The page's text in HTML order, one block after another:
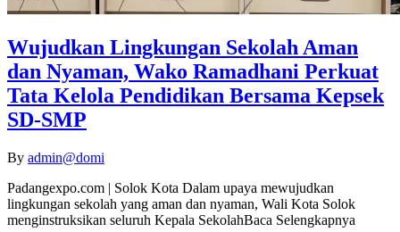
Wujudkan Lingkungan Sekolah Aman
dan Nyaman, Wako Ramadhani Perkuat
Tata Kelola Pendidikan Bersama Kepsek
SD-SMP
By admin@domi
Padangexpo.com | Solok Kota Dalam upaya mewujudkan
lingkungan sekolah yang aman dan nyaman, Wali Kota Solok
menginstruksikan seluruh Kepala SekolahBaca Selengkapnya